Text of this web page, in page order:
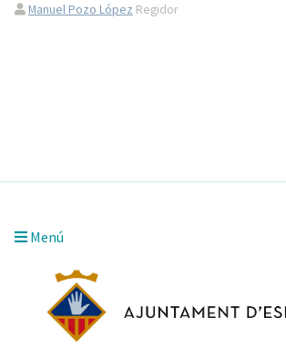
Manuel Pozo López Regidor
Menú